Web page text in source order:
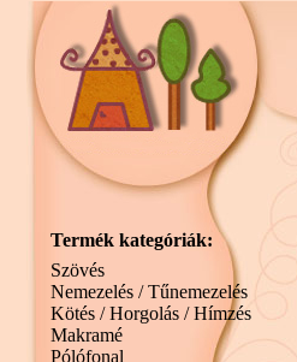
Termék kategóriák:
Szövés
Nemezelés / Tűnemezelés
Kötés / Horgolás / Hímzés
Makramé
Pólófonal